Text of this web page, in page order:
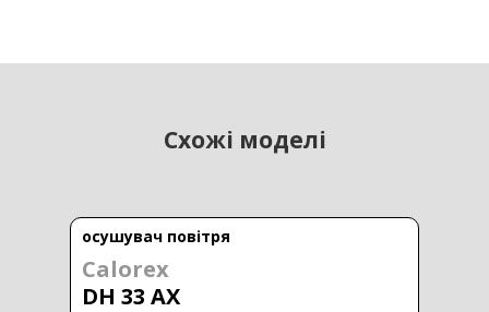
Схожі моделі
осушувач повітря
Calorex
DH 33 AX